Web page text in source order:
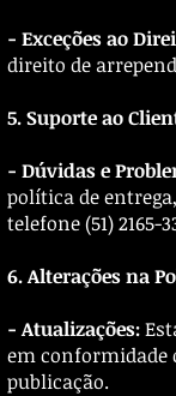
- Exceções ao
direito de
5. Suporte ao
- Dúvidas e
política de
telefone (51)
6. Alterações na
- Atualizações:
em conformidade
publicação.